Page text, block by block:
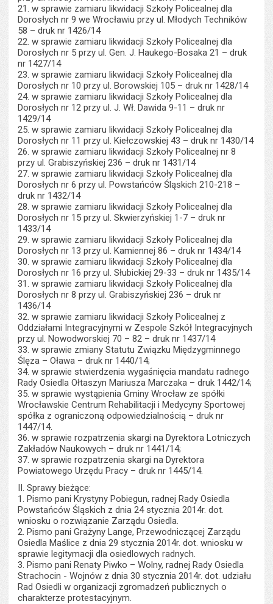
21. w sprawie zamiaru likwidacji Szkoły Policealnej dla
Dorosłych nr 9 we Wrocławiu przy ul. Młodych Techników
58 – druk nr 1426/14
22. w sprawie zamiaru likwidacji Szkoły Policealnej dla
Dorosłych nr 5 przy ul. Gen. J. Haukego-Bosaka 21 – druk
nr 1427/14
23. w sprawie zamiaru likwidacji Szkoły Policealnej dla
Dorosłych nr 10 przy ul. Borowskiej 105 – druk nr 1428/14
24. w sprawie zamiaru likwidacji Szkoły Policealnej dla
Dorosłych nr 12 przy ul. J. Wł. Dawida 9-11 – druk nr
1429/14
25. w sprawie zamiaru likwidacji Szkoły Policealnej dla
Dorosłych nr 11 przy ul. Kiełczowskiej 43 – druk nr 1430/14
26. w sprawie zamiaru likwidacji Szkoły Policealnej nr 8
przy ul. Grabiszyńskiej 236 – druk nr 1431/14
27. w sprawie zamiaru likwidacji Szkoły Policealnej dla
Dorosłych nr 6 przy ul. Powstańców Śląskich 210-218 –
druk nr 1432/14
28. w sprawie zamiaru likwidacji Szkoły Policealnej dla
Dorosłych nr 15 przy ul. Skwierzyńskiej 1-7 – druk nr
1433/14
29. w sprawie zamiaru likwidacji Szkoły Policealnej dla
Dorosłych nr 13 przy ul. Kamiennej 86 – druk nr 1434/14
30. w sprawie zamiaru likwidacji Szkoły Policealnej dla
Dorosłych nr 16 przy ul. Słubickiej 29-33 – druk nr 1435/14
31. w sprawie zamiaru likwidacji Szkoły Policealnej dla
Dorosłych nr 8 przy ul. Grabiszyńskiej 236 – druk nr
1436/14
32. w sprawie zamiaru likwidacji Szkoły Policealnej z
Oddziałami Integracyjnymi w Zespole Szkół Integracyjnych
przy ul. Nowodworskiej 70 – 82 – druk nr 1437/14
33. w sprawie zmiany Statutu Związku Międzygminnego
Ślęza – Oława – druk nr 1440/14;
34. w sprawie stwierdzenia wygaśnięcia mandatu radnego
Rady Osiedla Ołtaszyn Mariusza Marczaka – druk 1442/14;
35. w sprawie wystąpienia Gminy Wrocław ze spółki
Wrocławskie Centrum Rehabilitacji i Medycyny Sportowej
spółka z ograniczoną odpowiedzialnością – druk nr
1447/14.
36. w sprawie rozpatrzenia skargi na Dyrektora Lotniczych
Zakładów Naukowych – druk nr 1441/14;
37. w sprawie rozpatrzenia skargi na Dyrektora
Powiatowego Urzędu Pracy – druk nr 1445/14.
II. Sprawy bieżące:
1. Pismo pani Krystyny Pobiegun, radnej Rady Osiedla
Powstańców Śląskich z dnia 24 stycznia 2014r. dot.
wniosku o rozwiązanie Zarządu Osiedla.
2. Pismo pani Grażyny Lange, Przewodniczącej Zarządu
Osiedla Maślice z dnia 29 stycznia 2014r. dot. wniosku w
sprawie legitymacji dla osiedlowych radnych.
3. Pismo pani Renaty Piwko – Wolny, radnej Rady Osiedla
Strachocin - Wojnów z dnia 30 stycznia 2014r. dot. udziału
Rad Osiedli w organizacji zgromadzeń publicznych o
charakterze protestacyjnym.